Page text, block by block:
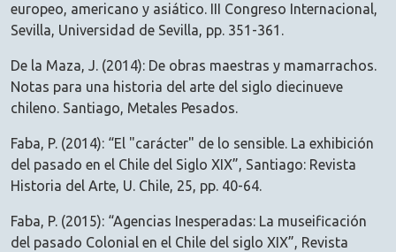
europeo, americano y asiático. III Congreso Internacional,
Sevilla, Universidad de Sevilla, pp. 351-361.
De la Maza, J. (2014): De obras maestras y mamarrachos.
Notas para una historia del arte del siglo diecinueve
chileno. Santiago, Metales Pesados.
Faba, P. (2014): “El "carácter" de lo sensible. La exhibición
del pasado en el Chile del Siglo XIX”, Santiago: Revista
Historia del Arte, U. Chile, 25, pp. 40-64.
Faba, P. (2015): “Agencias Inesperadas: La museificación
del pasado Colonial en el Chile del siglo XIX”, Revista